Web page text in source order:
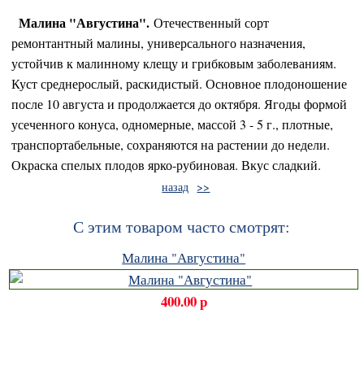
Малина "Августина".Отечественный сорт
ремонтантный малины, универсального назначения,
устойчив к малинному клещу и грибковым заболеваниям.
Куст среднерослый, раскидистый. Основное плодоношение
после 10 августа и продолжается до октября. Ягоды формой
усеченного конуса, одномерные, массой 3 - 5 г., плотные,
транспортабельные, сохраняются на растении до недели.
Окраска спелых плодов ярко-рубиновая. Вкус сладкий.
назад >>
С этим товаром часто смотрят:
Малина "Августина"
400.00 р